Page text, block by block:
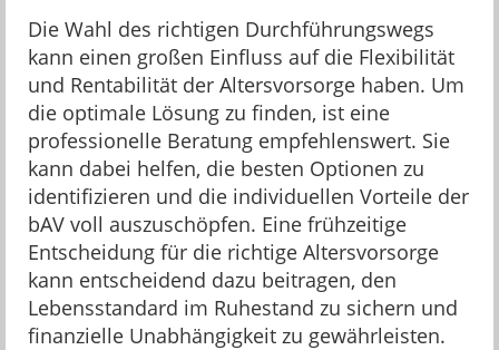
Die Wahl des richtigen Durchführungswegs
kann einen großen Einfluss auf die Flexibilität
und Rentabilität der Altersvorsorge haben. Um
die optimale Lösung zu finden, ist eine
professionelle Beratung empfehlenswert. Sie
kann dabei helfen, die besten Optionen zu
identifizieren und die individuellen Vorteile der
bAV voll auszuschöpfen. Eine frühzeitige
Entscheidung für die richtige Altersvorsorge
kann entscheidend dazu beitragen, den
Lebensstandard im Ruhestand zu sichern und
finanzielle Unabhängigkeit zu gewährleisten.